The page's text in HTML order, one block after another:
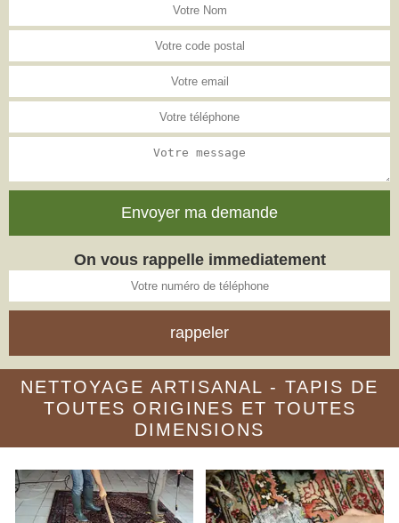
On vous rappelle immediatement
NETTOYAGE ARTISANAL - TAPIS DE
TOUTES ORIGINES ET TOUTES
DIMENSIONS